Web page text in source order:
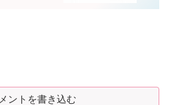
ントを書き込む